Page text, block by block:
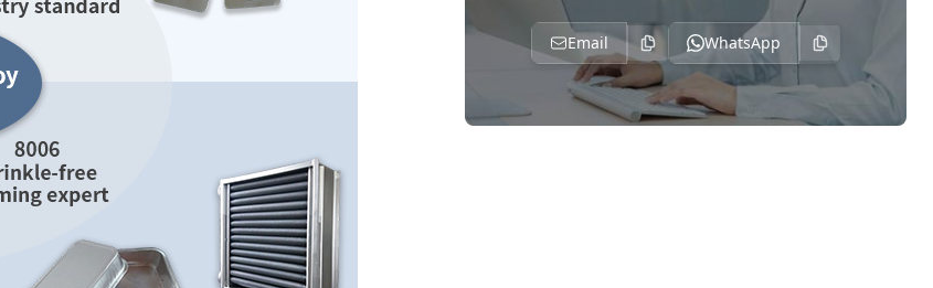
Спецификации продукта
Обработка поверхности
Гарантия качества
Email WhatsApp